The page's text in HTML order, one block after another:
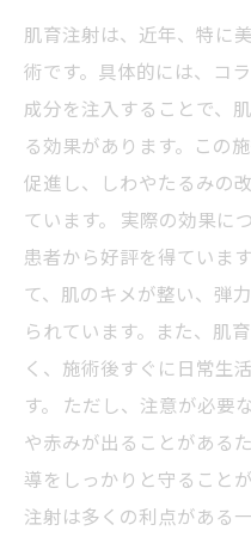
肌育注射は、近年、特に
術です。具体的には、コ
成分を注入することで、
る効果があります。この
促進し、しわやたるみの
ています。 実際の効果に
患者から好評を得ていま
て、肌のキメが整い、弾
られています。また、肌
く、施術後すぐに日常生
す。 ただし、注意が必要
や赤みが出ることがある
導をしっかりと守ること
注射は多くの利点がある